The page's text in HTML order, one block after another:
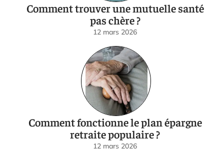
Comment trouver une mutuelle santé
pas chère ?
12 mars 2026
Comment fonctionne le plan épargne
retraite populaire ?
12 mars 2026